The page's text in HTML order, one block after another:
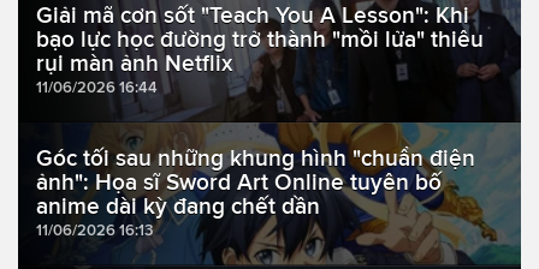
Giải mã cơn sốt "Teach You A Lesson": Khi
bạo lực học đường trở thành "mồi lửa" thiêu
rụi màn ảnh Netflix
11/06/2026 16:44
Góc tối sau những khung hình "chuẩn điện
ảnh": Họa sĩ Sword Art Online tuyên bố
anime dài kỳ đang chết dần
11/06/2026 16:13